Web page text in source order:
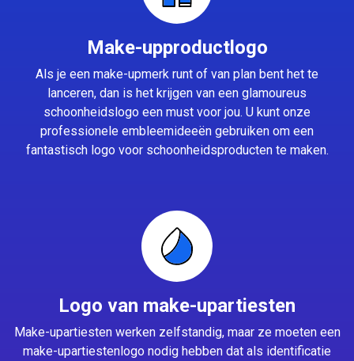
Make-upproductlogo
Als je een make-upmerk runt of van plan bent het te
lanceren, dan is het krijgen van een glamoureus
schoonheidslogo een must voor jou. U kunt onze
professionele embleemideeën gebruiken om een
fantastisch logo voor schoonheidsproducten te maken.
Logo van make-upartiesten
Make-upartiesten werken zelfstandig, maar ze moeten een
make-upartiestenlogo nodig hebben dat als identificatie